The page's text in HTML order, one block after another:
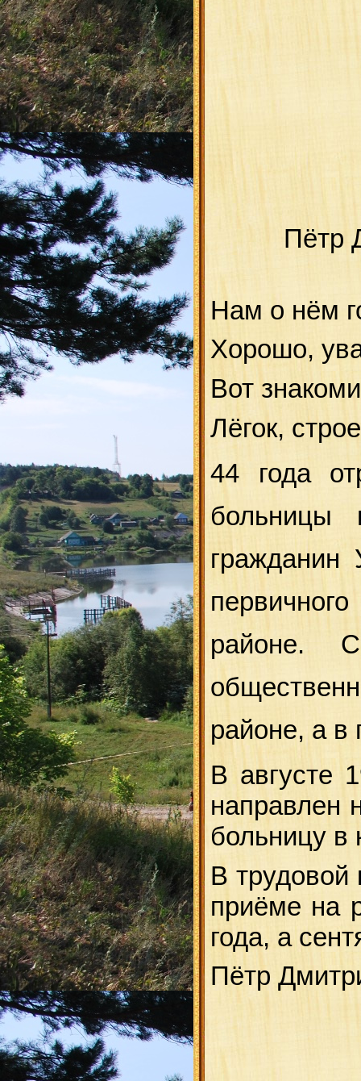
Пётр
Нам о нём
Хорошо,
Вот
Лёгок,
44 года
больницы
гражданин
районе.
районе, а
В августе
направлен
больницу в
В трудовой
приёме на
года, а
Пётр